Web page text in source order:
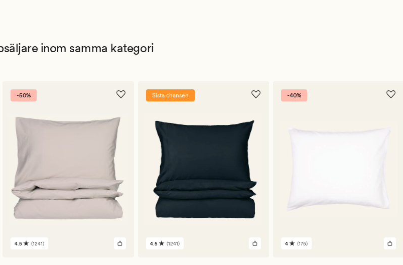
inom samma kategori
-50%
1241
4.5 (1241)
Sista chansen
1241
4.5 (1241)
-40%
175
4 (175)